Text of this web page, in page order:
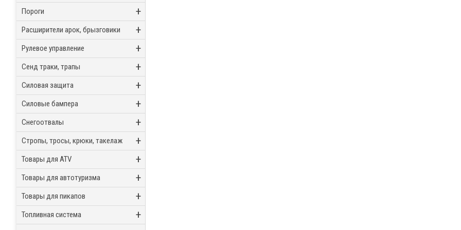
Пороги +
Расширители арок, брызговики +
Рулевое управление +
Сенд траки, трапы +
Силовая защита +
Силовые бампера +
Снегоотвалы +
Стропы, тросы, крюки, такелаж +
Товары для ATV +
Товары для автотуризма +
Товары для пикапов +
Топливная система +